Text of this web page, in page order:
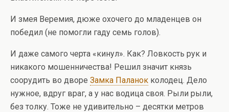
И змея Веремия, дюже охочего до младенцев он
победил (не помогли гаду семь голов).
И даже самого черта «кинул». Как? Ловкость рук и
никакого мошенничества! Решил значит князь
соорудить во дворе Замка Паланок колодец. Дело
нужное, вдруг враг, а у нас водица своя. Рыли рыли,
без толку. Тоже не удивительно – десятки метров